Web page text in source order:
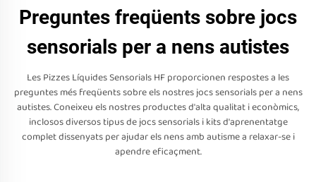
Preguntes freqüents sobre jocs
sensorials per a nens autistes
Les Pizzes Líquides Sensorials HF proporcionen respostes a les
preguntes més freqüents sobre els nostres jocs sensorials per a nens
autistes. Coneixeu els nostres productes d'alta qualitat i econòmics,
inclosos diversos tipus de jocs sensorials i kits d'aprenentatge
complet dissenyats per ajudar els nens amb autisme a relaxar-se i
apendre eficaçment.